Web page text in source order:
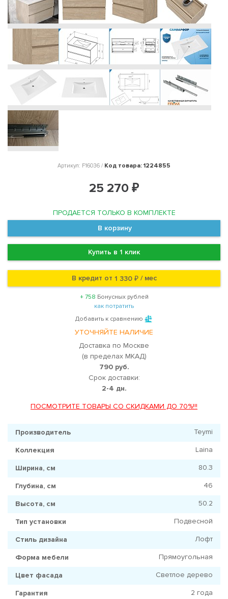
Артикул: F16036 / Код товара: 1224855
25 270 ₽
ПРОДАЕТСЯ ТОЛЬКО В КОМПЛЕКТЕ
В корзину
Купить в 1 клик
В кредит от 1 330 ₽/ мес
+ 758 Бонусных рублей
как потратить
Добавить к сравнению
УТОЧНЯЙТЕ НАЛИЧИЕ
Доставка по Москве
(в пределах МКАД)
790 руб.
Срок доставки:
2-4 дн.
ПОСМОТРИТЕ ТОВАРЫ СО СКИДКАМИ ДО 70%!!!
Производитель Teymi
Коллекция Laina
Ширина, см 80.3
Глубина, см 46
Высота, см 50.2
Тип установки Подвесной
Стиль дизайна Лофт
Форма мебели Прямоугольная
Цвет фасада Светлое дерево
Гарантия 2 года